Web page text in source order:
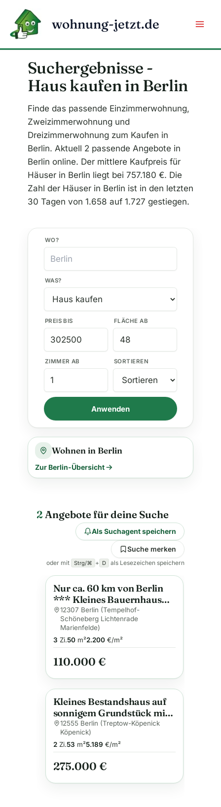
Inhalt
springen
wohnung-jetzt.de
Suchergebnisse -
Haus kaufen in Berlin
Finde das passende Einzimmerwohnung,
Zweizimmerwohnung und
Dreizimmerwohnung zum Kaufen in
Berlin. Aktuell 2 passende Angebote in
Berlin online. Der mittlere Kaufpreis für
Häuser in Berlin liegt bei 757.180 €. Die
Zahl der Häuser in Berlin ist in den letzten
30 Tagen von 1.658 auf 1.727 gestiegen.
WO?
WAS?
PREIS BIS FLÄCHE AB
ZIMMER AB SORTIEREN
Anwenden
Wohnen in Berlin
Zur Berlin-Übersicht
2 Angebote für deine Suche
Als Suchagent speichern
Suche merken
oder mit Strg/⌘ + D als Lesezeichen speichern
Anzeige
Nur ca. 60 km von Berlin
*** Kleines Bauernhaus
sucht neue Liebe ***
12307 Berlin (Tempelhof-
Schöneberg Lichtenrade
Marienfelde)
3 Zi.50m²2.200€/m²
110.000 €
Anzeige
Kleines Bestandshaus auf
sonnigem Grundstück mit
Potenzial zur
Neugestaltung
12555 Berlin (Treptow-Köpenick
Köpenick)
2Zi.53 m²5.189 €/m²
275.000 €